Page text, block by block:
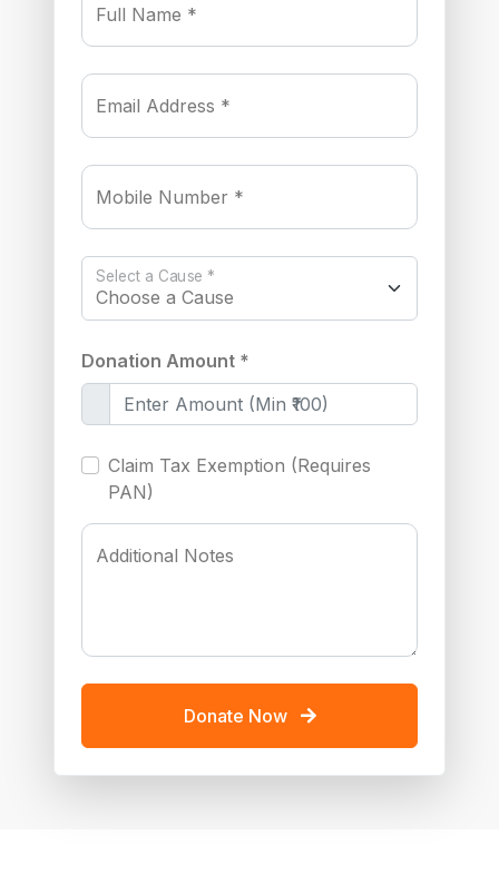
Full Name *
Email Address *
Mobile Number *
Select a Cause *
Donation Amount *
Claim Tax Exemption (Requires
PAN)
Additional Notes
Donate Now